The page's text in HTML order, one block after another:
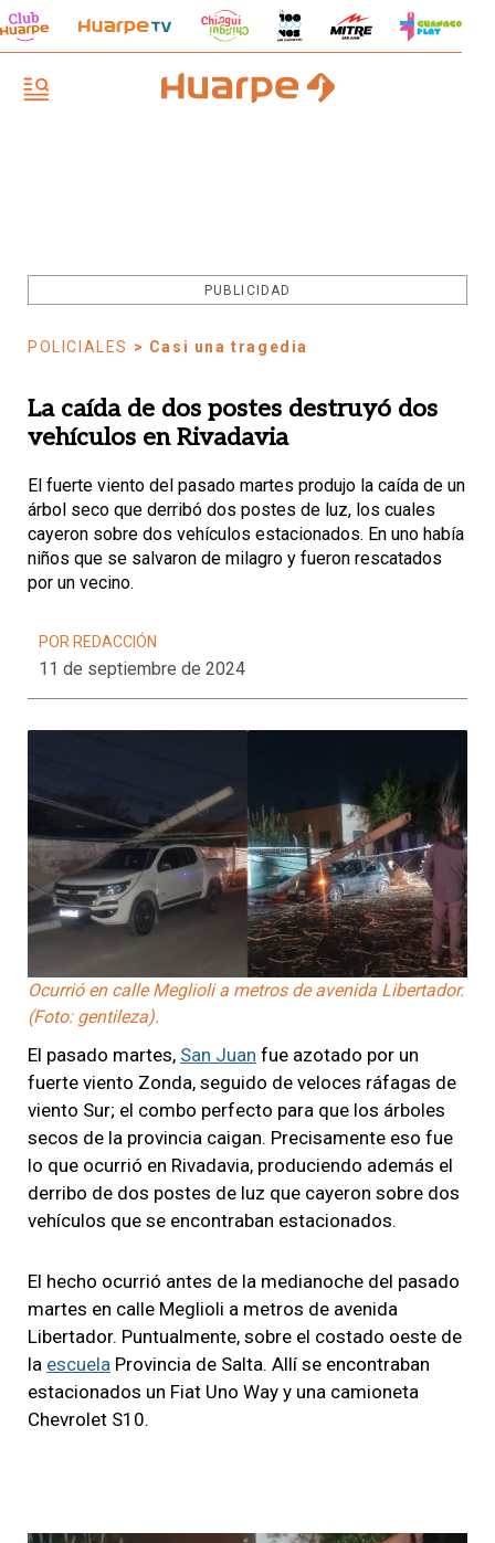
PUBLICIDAD
POLICIALES > Casi una tragedia
La caída de dos postes destruyó dos
vehículos en Rivadavia
El fuerte viento del pasado martes produjo la caída de un
árbol seco que derribó dos postes de luz, los cuales
cayeron sobre dos vehículos estacionados. En uno había
niños que se salvaron de milagro y fueron rescatados
por un vecino.
POR REDACCIÓN
11 de septiembre de 2024
Ocurrió en calle Meglioli a metros de avenida Libertador.
(Foto: gentileza).
El pasado martes, San Juan fue azotado por un
fuerte viento Zonda, seguido de veloces ráfagas de
viento Sur; el combo perfecto para que los árboles
secos de la provincia caigan. Precisamente eso fue
lo que ocurrió en Rivadavia, produciendo además el
derribo de dos postes de luz que cayeron sobre dos
vehículos que se encontraban estacionados.
El hecho ocurrió antes de la medianoche del pasado
martes en calle Meglioli a metros de avenida
Libertador. Puntualmente, sobre el costado oeste de
la escuela Provincia de Salta. Allí se encontraban
estacionados un Fiat Uno Way y una camioneta
Chevrolet S10.